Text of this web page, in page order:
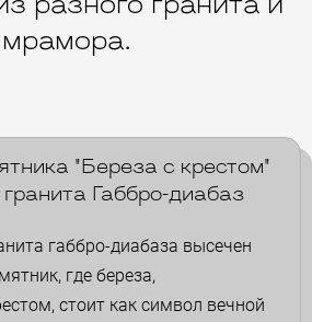
разного гранита и
мрамора.
"Береза с крестом"
гранита Габбро-диабаз
габбро-диабаза высечен
где береза,
стоит как символ вечной